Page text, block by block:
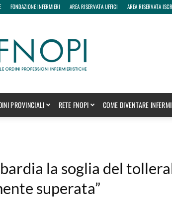
FONDAZIONE INFERMIERI AREA RISERVATA UFFICI AREA RISERVATA
PROVINCIALI RETE FNOPI COME DIVENTARE
la soglia del
superata”